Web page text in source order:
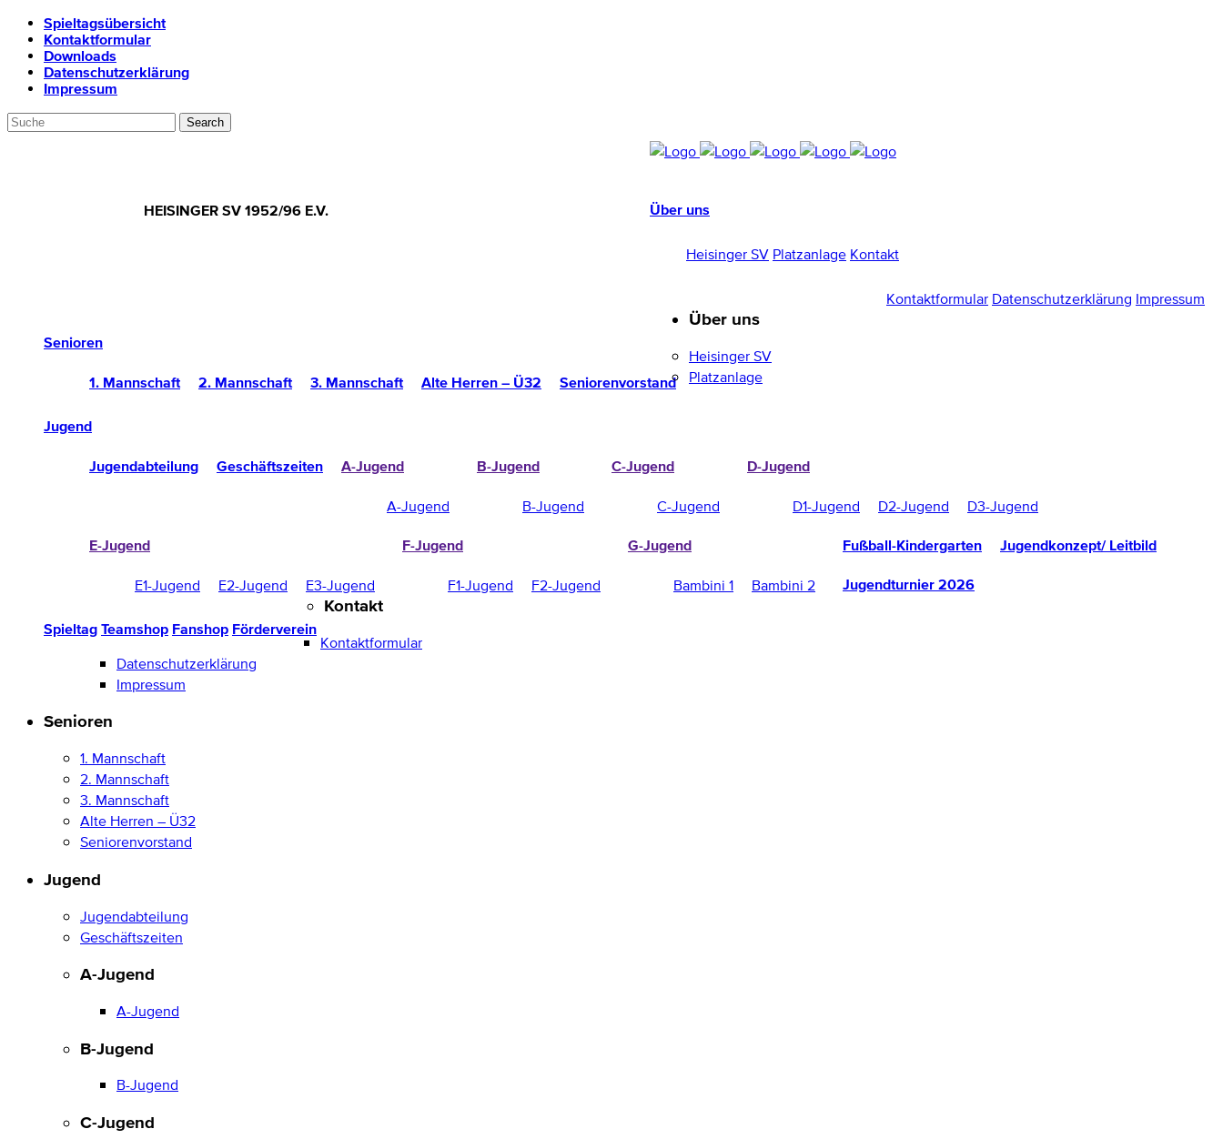
Spieltagsübersicht
Kontaktformular
Downloads
Datenschutzerklärung
Impressum
HEISINGER SV 1952/96 E.V.
Über uns
Heisinger SV Platzanlage Kontakt
Kontaktformular Datenschutzerklärung Impressum
Senioren
1. Mannschaft 2. Mannschaft 3. Mannschaft Alte Herren – Ü32 Seniorenvorstand
Jugend
Jugendabteilung Geschäftszeiten A-Jugend
A-Jugend
B-Jugend
B-Jugend
C-Jugend
C-Jugend
D-Jugend
D1-Jugend D2-Jugend D3-Jugend
E-Jugend
E1-Jugend E2-Jugend E3-Jugend
F-Jugend
F1-Jugend F2-Jugend
G-Jugend
Bambini 1 Bambini 2
Fußball-Kindergarten Jugendkonzept/ Leitbild
Jugendturnier 2026
Spieltag Teamshop Fanshop Förderverein
Über uns
Heisinger SV
Platzanlage
Kontakt
Kontaktformular
Datenschutzerklärung
Impressum
Senioren
1. Mannschaft
2. Mannschaft
3. Mannschaft
Alte Herren – Ü32
Seniorenvorstand
Jugend
Jugendabteilung
Geschäftszeiten
A-Jugend
A-Jugend
B-Jugend
B-Jugend
C-Jugend